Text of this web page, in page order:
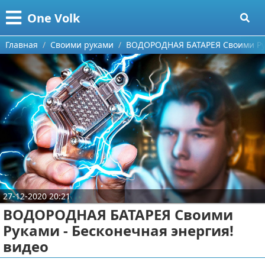
One Volk
Меню
Главная
Категории
Видео приколы
Видео про игры
Видео про автомобили
Ремонт автомобиля
Видео про путешествия
Тест-драйв
aliexpress
ebay
Поиск
О проекте
Контакты
Сотрудничество
Размещение рекламы
Для правообладателей
Условия предоставления информации
Главная Своими руками ВОДОРОДНАЯ БАТАРЕЯ Своими
27-12-2020 20:21
ВОДОРОДНАЯ БАТАРЕЯ Своими
Руками - Бесконечная энергия!
видео